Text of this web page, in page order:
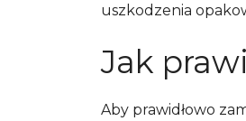
uszkodzenia
Jak
Aby prawidłowo